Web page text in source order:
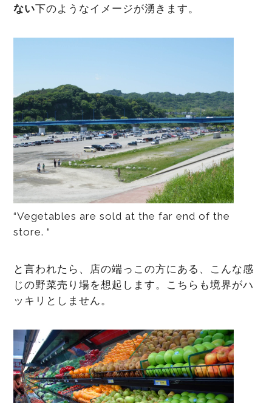
ない下のようなイメージが湧きます。
“Vegetables are sold at the far end of the
store. “
と言われたら、店の端っこの方にある、こんな感
じの野菜売り場を想起します。こちらも境界がハ
ッキリとしません。